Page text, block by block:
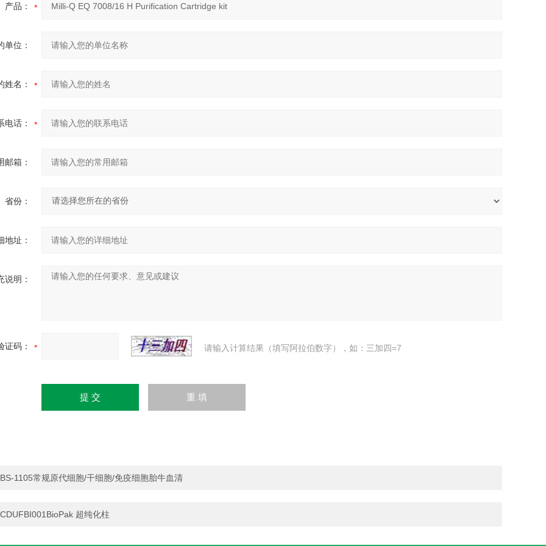
产品：
单位：
姓名：
电话：
邮箱：
省份：
地址：
说明：
证码： 请输入计算结果（填写阿拉伯数字），如：三加四=7
BS-1105常规原代细胞/干细胞/免疫细胞胎牛血清
CDUFBI001BioPak 超纯化柱